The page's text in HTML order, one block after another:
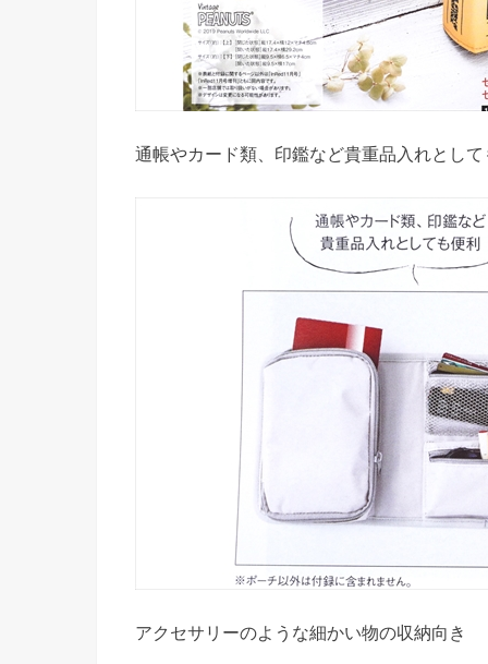
通帳やカード類、印鑑など貴重品入れとして
アクセサリーのような細かい物の収納向き